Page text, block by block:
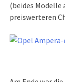
(beides Modelle
preiswerteren